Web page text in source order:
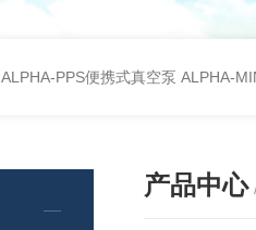
ALPHA-PPS便携式真空泵 ALPHA-
产品中心